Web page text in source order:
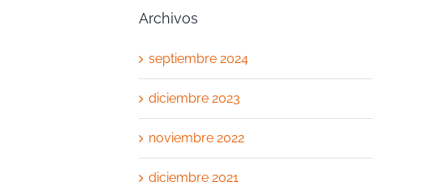
Archivos
septiembre 2024
diciembre 2023
noviembre 2022
diciembre 2021